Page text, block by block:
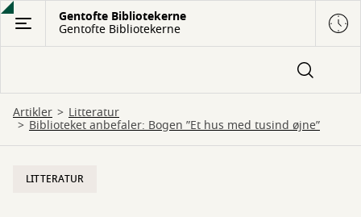
Gå
hovedindhold
Gentofte Bibliotekerne
Gentofte Bibliotekerne
Artikler Litteratur
Biblioteket anbefaler: Bogen ”Et hus med tusind øjne”
LITTERATUR